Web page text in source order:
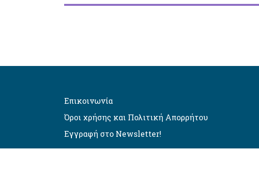
Επικοινωνία
Όροι χρήσης και Πολιτική Απορρήτου
Εγγραφή στο Newsletter!